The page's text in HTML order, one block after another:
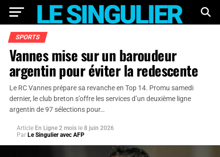
SPORTS
Vannes mise sur un baroudeur
argentin pour éviter la redescente
Le RC Vannes prépare sa revanche en Top 14. Promu samedi
dernier, le club breton s’offre les services d’un deuxième ligne
argentin de 97 sélections pour…
Article En Ligne 2 mois le 8 juin 2026
Par Le Singulier avec AFP